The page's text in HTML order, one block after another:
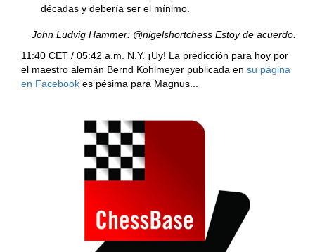
décadas y debería ser el mínimo.
John Ludvig Hammer: @nigelshortchess Estoy de acuerdo.
11:40 CET / 05:42 a.m. N.Y. ¡Uy! La predicción para hoy por
el maestro alemán Bernd Kohlmeyer publicada en su página
en Facebook es pésima para Magnus...